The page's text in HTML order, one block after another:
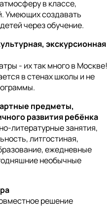
в классе,
Умеющих создавать
через обучение.
экскурсионная
- их так много в Москве!
в стенах школы и не
предметы,
развития ребёнка
литературные занятия,
литгостиная,
ежедневные
необычные
решение